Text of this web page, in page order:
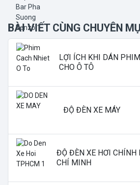
BÀI VIẾT CÙNG CHUYÊN
LỢI ÍCH KHI DÁN
CHO Ô TÔ
ĐỘ ĐÈN XE MÁY
ĐỘ ĐÈN XE HƠI CHÍNH
CHÍ MINH